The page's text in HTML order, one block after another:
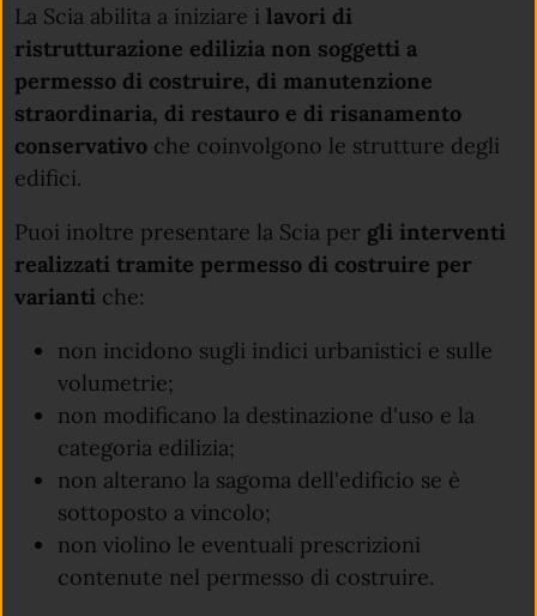
La Scia abilita a iniziare i lavori di
ristrutturazione edilizia non soggetti a
permesso di costruire, di manutenzione
straordinaria, di restauro e di risanamento
conservativo che coinvolgono le strutture degli
edifici.
Puoi inoltre presentare la Scia per gli interventi
realizzati tramite permesso di costruire per
varianti che:
non incidono sugli indici urbanistici e sulle
volumetrie;
non modificano la destinazione d'uso e la
categoria edilizia;
non alterano la sagoma dell'edificio se è
sottoposto a vincolo;
non violino le eventuali prescrizioni
contenute nel permesso di costruire.